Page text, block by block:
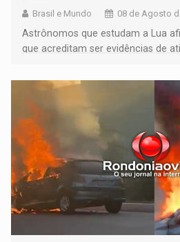
Brasil e Mundo 08 de Agosto
Astrônomos que estudam a Lua
que acreditam ser evidências de
órbita